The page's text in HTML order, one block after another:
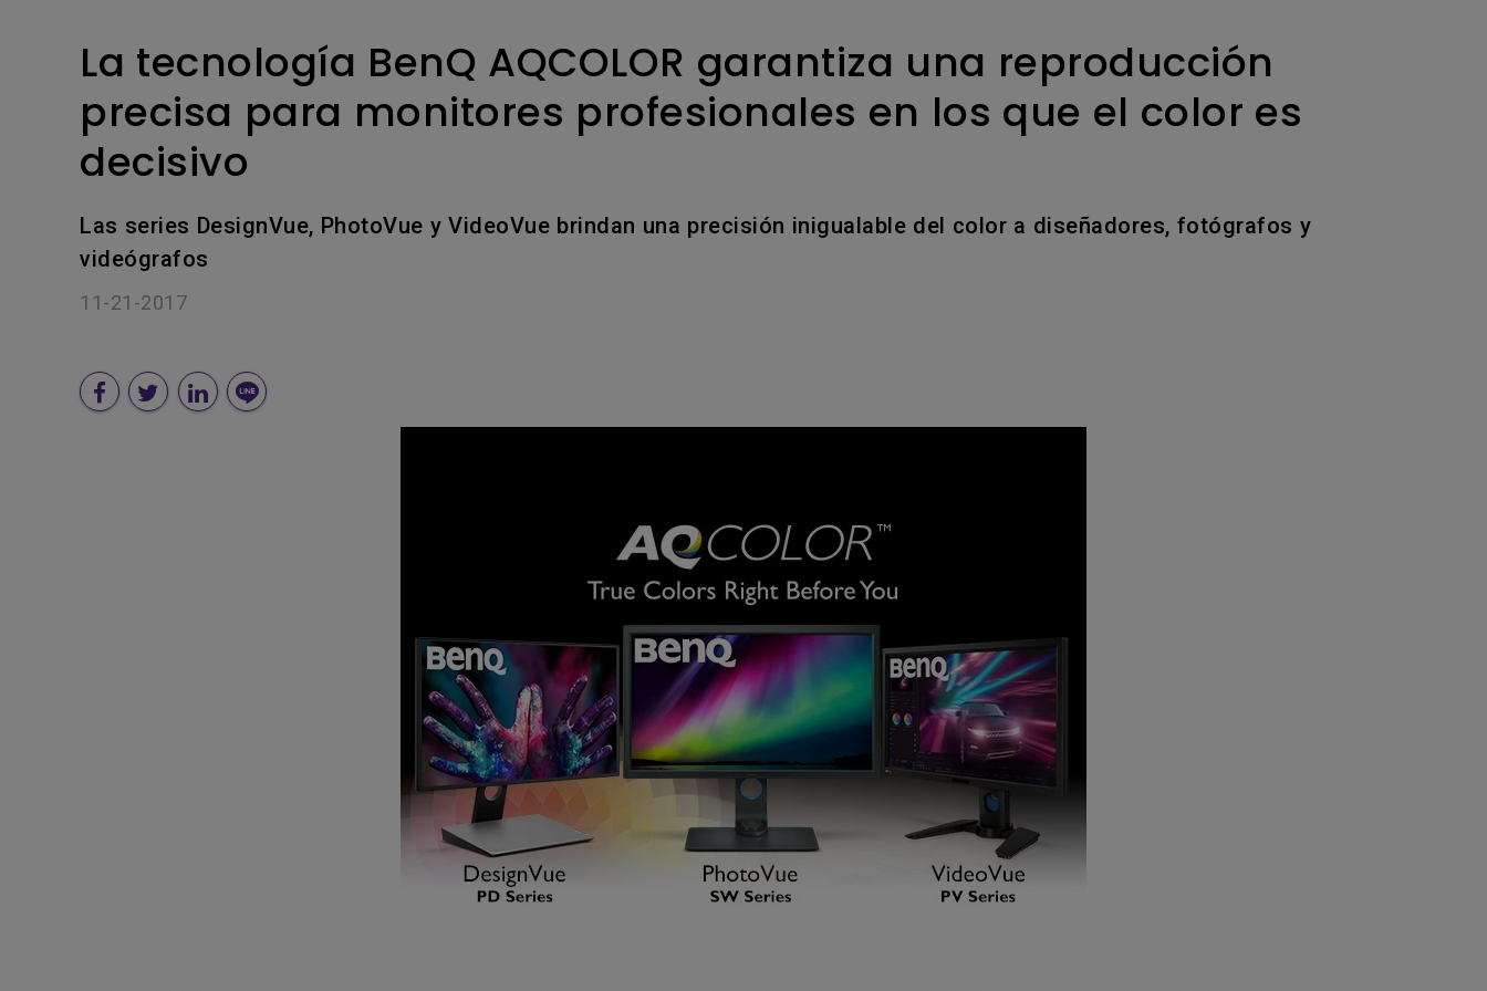
- Compre aquí
La tecnología BenQ AQCOLOR garantiza una reproducción
precisa para monitores profesionales en los que el color es
decisivo
Las series DesignVue, PhotoVue y VideoVue brindan una precisión inigualable del color a diseñadores, fotógrafos y
videógrafos
11-21-2017